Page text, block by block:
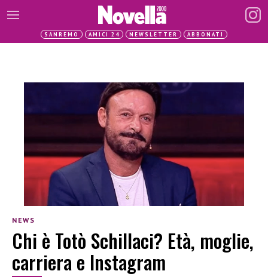
SANREMO AMICI 24 NEWSLETTER ABBONATI
NEWS
Chi è Totò Schillaci? Età, moglie,
carriera e Instagram